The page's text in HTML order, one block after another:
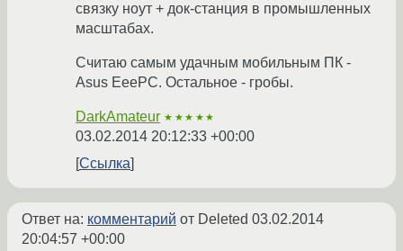
связку ноут + док-станция в промышленных
масштабах.
Считаю самым удачным мобильным ПК -
Asus EeePC. Остальное - гробы.
DarkAmateur ★★★★★
03.02.2014 20:12:33 +00:00
Ссылка
Ответ на: комментарий от Deleted 03.02.2014
20:04:57 +00:00